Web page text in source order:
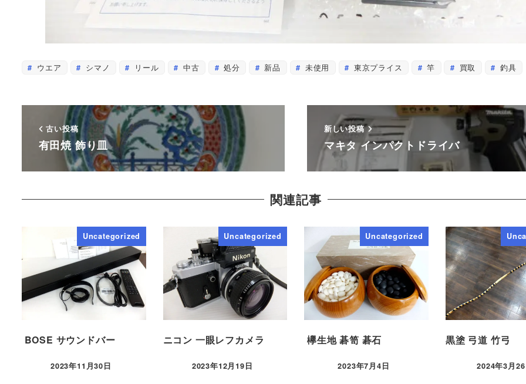
ウエア シマノ リール 中古 処分 新品 未使用 東京プライス 竿 買取 釣具
古い投稿
有田焼 飾り皿
新しい投稿
マキタ インパクトドライバ
関連記事
Uncategorized
BOSE サウンドバー
2023年11月30日
Uncategorized
ニコン 一眼レフカメラ
2023年12月19日
Uncategorized
欅生地 碁笥 碁石
2023年7月4日
黒塗 弓道 竹弓
2024年3月